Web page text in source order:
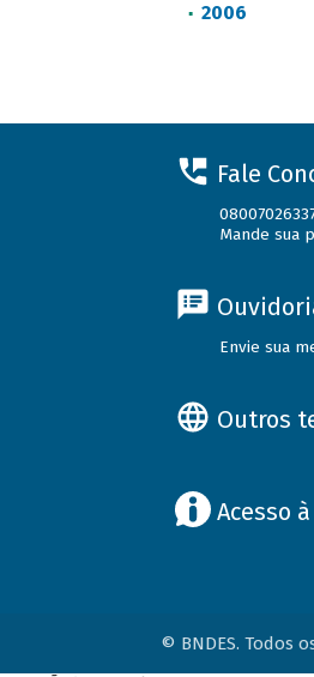
2006
Fale
Mande sua
Envie sua
Outros
Acesso
© BNDES. Todos